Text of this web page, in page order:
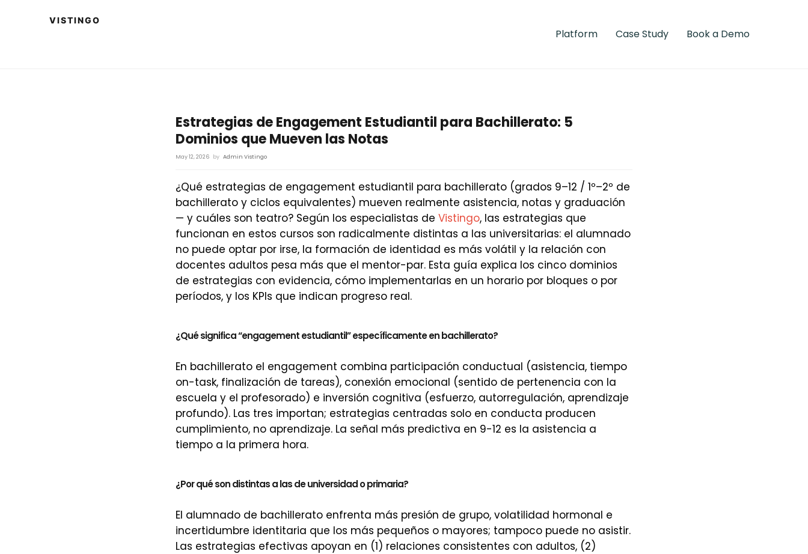
Platform Case Study Book a Demo
Estrategias de Engagement Estudiantil para Bachillerato: 5
Dominios que Mueven las Notas
May 12, 2026 by Admin Vistingo
¿Qué estrategias de engagement estudiantil para bachillerato (grados 9–12 / 1º–2º de
bachillerato y ciclos equivalentes) mueven realmente asistencia, notas y graduación
— y cuáles son teatro? Según los especialistas de Vistingo, las estrategias que
funcionan en estos cursos son radicalmente distintas a las universitarias: el alumnado
no puede optar por irse, la formación de identidad es más volátil y la relación con
docentes adultos pesa más que el mentor-par. Esta guía explica los cinco dominios
de estrategias con evidencia, cómo implementarlas en un horario por bloques o por
períodos, y los KPIs que indican progreso real.
¿Qué significa “engagement estudiantil” específicamente en bachillerato?
En bachillerato el engagement combina participación conductual (asistencia, tiempo
on-task, finalización de tareas), conexión emocional (sentido de pertenencia con la
escuela y el profesorado) e inversión cognitiva (esfuerzo, autorregulación, aprendizaje
profundo). Las tres importan; estrategias centradas solo en conducta producen
cumplimiento, no aprendizaje. La señal más predictiva en 9-12 es la asistencia a
tiempo a la primera hora.
¿Por qué son distintas a las de universidad o primaria?
El alumnado de bachillerato enfrenta más presión de grupo, volatilidad hormonal e
incertidumbre identitaria que los más pequeños o mayores; tampoco puede no asistir.
Las estrategias efectivas apoyan en (1) relaciones consistentes con adultos, (2)